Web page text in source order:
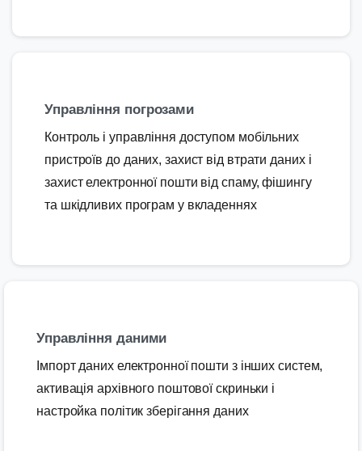
Управління погрозами
Контроль і управління доступом мобільних
пристроїв до даних, захист від втрати даних і
захист електронної пошти від спаму, фішингу
та шкідливих програм у вкладеннях
Управління даними
Імпорт даних електронної пошти з інших систем,
активація архівного поштової скриньки і
настройка політик зберігання даних